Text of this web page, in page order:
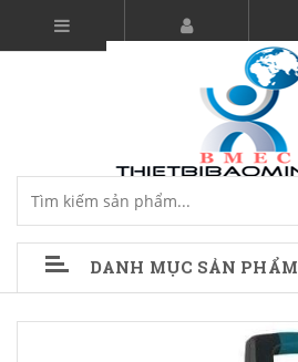
DANH MỤC SẢN PHẨM